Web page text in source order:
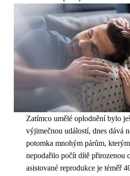
Zatímco umělé oplodnění bylo
výjimečnou událostí, dnes dává
potomka mnohým párům,
nepodařilo počít dítě přirozenou
asistované reprodukce je téměř